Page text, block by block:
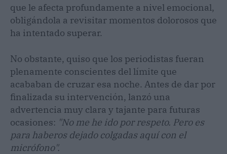
que le afecta profundamente a nivel emocional,
obligándola a revisitar momentos dolorosos que
ha intentado superar.
No obstante, quiso que los periodistas fueran
plenamente conscientes del límite que
acababan de cruzar esa noche. Antes de dar por
finalizada su intervención, lanzó una
advertencia muy clara y tajante para futuras
ocasiones: "No me he ido por respeto. Pero es
para haberos dejado colgadas aquí con el
micrófono".